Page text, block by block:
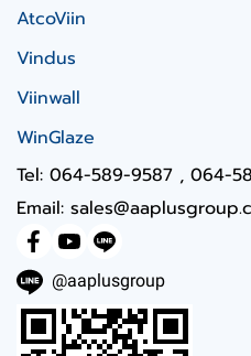
AtcoViin
Vindus
Viinwall
WinGlaze
Tel: 064-589-9587 , 064-
Email:
@aaplusgroup